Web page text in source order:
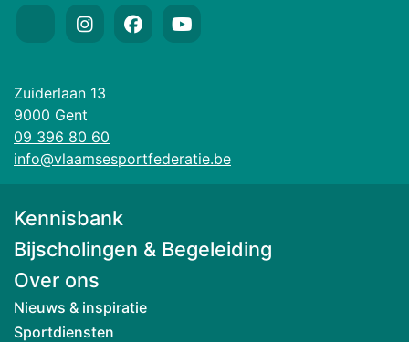
Zuiderlaan 13
9000 Gent
09 396 80 60
info@vlaamsesportfederatie.be
Kennisbank
Bijscholingen & Begeleiding
Over ons
Nieuws & inspiratie
Sportdiensten